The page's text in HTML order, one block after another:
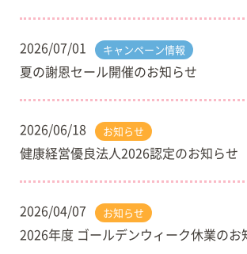
2026/07/01 キャンペーン情報
夏の謝恩セール開催のお知らせ
2026/06/18 お知らせ
健康経営優良法人2026認定のお知らせ
2026/04/07 お知らせ
2026年度 ゴールデンウィーク休業のお